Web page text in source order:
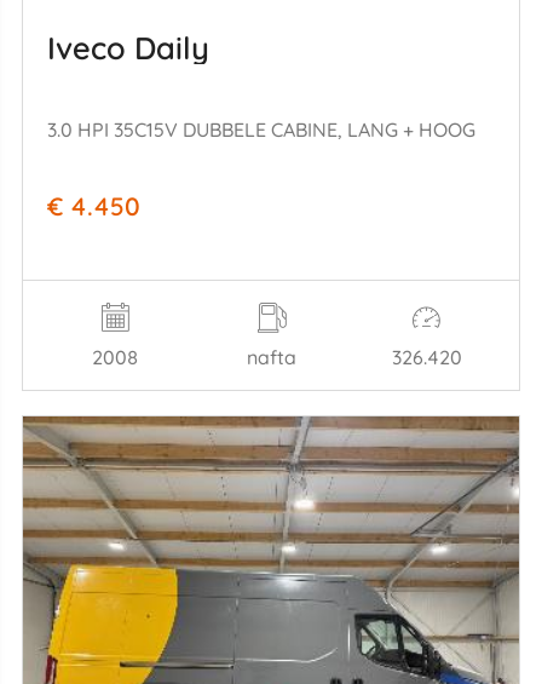
Iveco Daily
3.0 HPI 35C15V DUBBELE CABINE, LANG + HOOG
€ 4.450
2008 nafta 326.420